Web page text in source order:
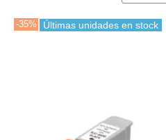
-35% Últimas unidades en stock